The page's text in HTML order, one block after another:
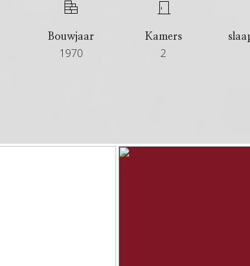
Bouwjaar
1970
Kamers
2